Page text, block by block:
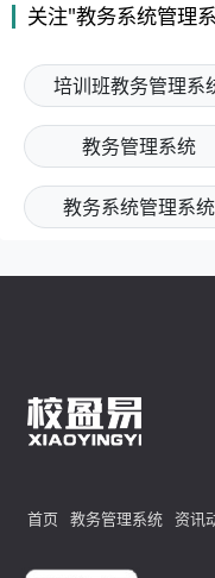
关注"教务系统管理
培训班教务管理系
教务管理系统
教务系统管理系统
首页 教务管理系统 资讯